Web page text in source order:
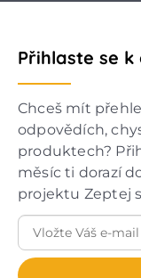
Přihlaste se
Chceš mít
odpovědích,
produktech?
měsíc ti dorazí
projektu Zeptej